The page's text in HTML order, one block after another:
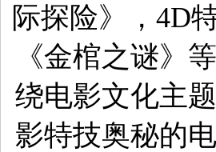
际探险》，4D
《金棺之谜》
绕电影文化主
影特技奥秘的